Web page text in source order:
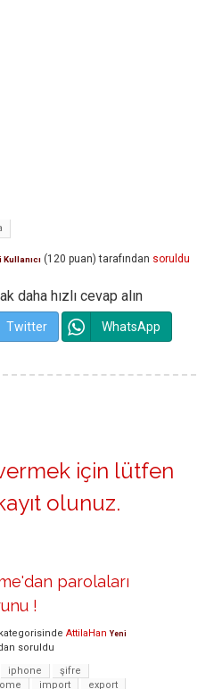
Kullanıcı (120 puan) tarafından soruldu
daha hızlı cevap alın
Twitter WhatsApp
için lütfen
olunuz.
parolaları
!
kategorisinde AttilaHan Yeni
soruldu
iphone
şifre
import
export